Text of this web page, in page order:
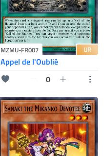
MZMU-FR007 UR
Appel de l'Oublié
0